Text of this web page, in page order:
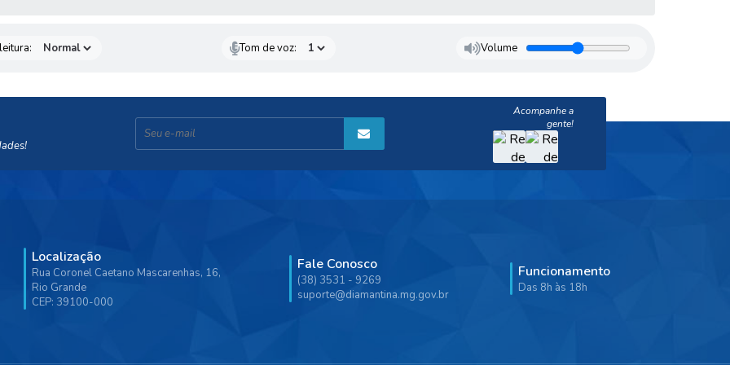
Tom de voz: Volume
Localização
Rua Coronel Caetano Mascarenhas, 16,
Rio Grande
CEP: 39100-000
Fale Conosco
(38) 3531 - 9269
suporte@diamantina.mg.gov.br
Funcionamento
Das 8h às 18h